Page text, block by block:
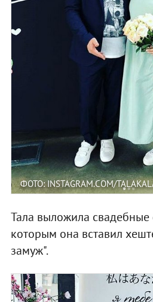
ФОТО: INSTAGRAM.COM/
Тала выложила
которым она вставил
замуж".